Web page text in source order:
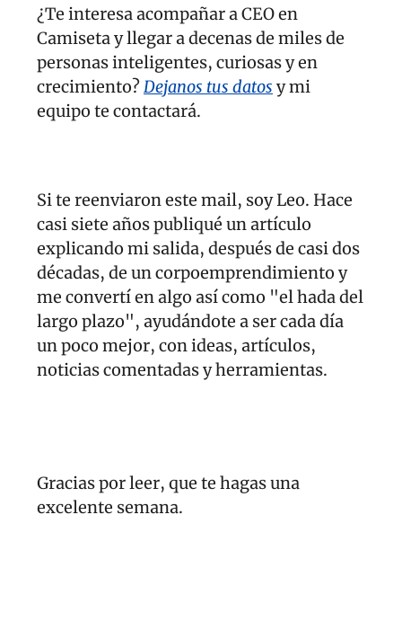
¿Te interesa acompañar a CEO en
Camiseta y llegar a decenas de miles de
personas inteligentes, curiosas y en
crecimiento? Dejanos tus datos y mi
equipo te contactará.
Si te reenviaron este mail, soy Leo. Hace
casi siete años publiqué un artículo
explicando mi salida, después de casi dos
décadas, de un corpoemprendimiento y
me convertí en algo así como "el hada del
largo plazo", ayudándote a ser cada día
un poco mejor, con ideas, artículos,
noticias comentadas y herramientas.
Gracias por leer, que te hagas una
excelente semana.